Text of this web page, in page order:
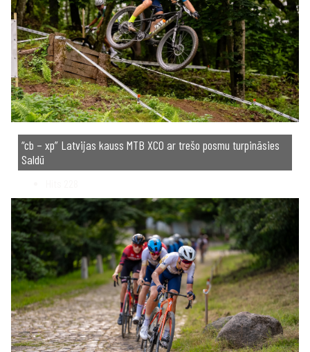
“cb – xp” Latvijas kauss MTB XCO ar trešo posmu turpināsies
Saldū